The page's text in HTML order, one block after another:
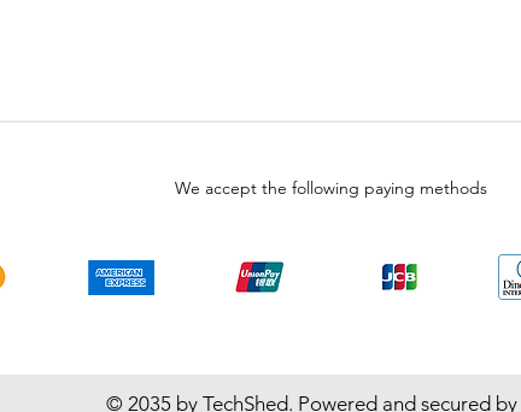
We accept the following paying methods
© 2035 by TechShed. Powered and secured by